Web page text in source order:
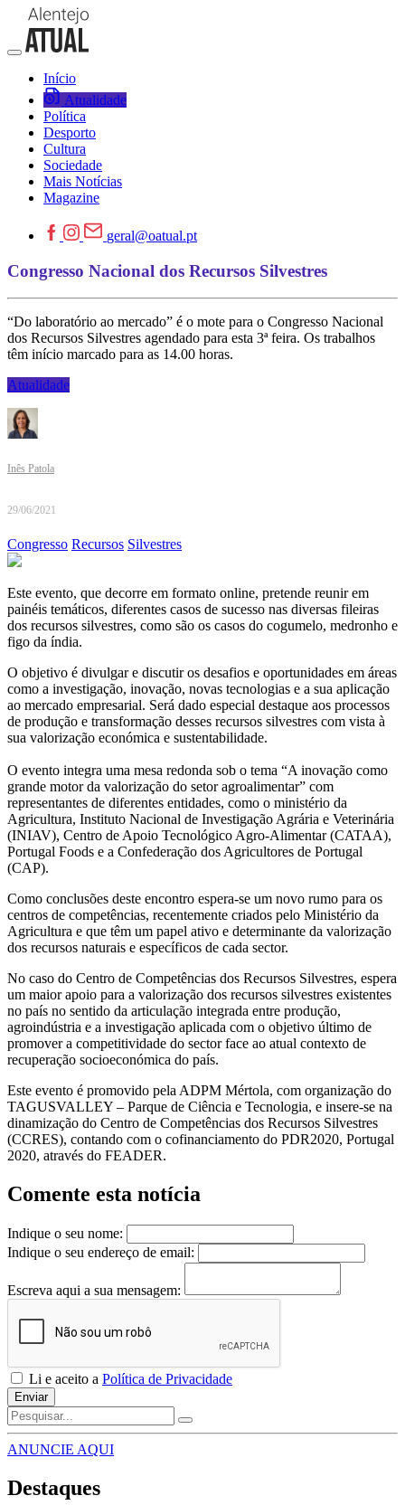
Início
Atualidade
Política
Desporto
Cultura
Sociedade
Mais Notícias
Magazine
geral@oatual.pt
Congresso Nacional dos Recursos Silvestres
“Do laboratório ao mercado” é o mote para o Congresso Nacional
dos Recursos Silvestres agendado para esta 3ª feira. Os trabalhos
têm início marcado para as 14.00 horas.
Atualidade
Inês Patola
29/06/2021
Congresso Recursos Silvestres
Este evento, que decorre em formato online, pretende reunir em
painéis temáticos, diferentes casos de sucesso nas diversas fileiras
dos recursos silvestres, como são os casos do cogumelo, medronho e
figo da índia.
O objetivo é divulgar e discutir os desafios e oportunidades em áreas
como a investigação, inovação, novas tecnologias e a sua aplicação
ao mercado empresarial. Será dado especial destaque aos processos
de produção e transformação desses recursos silvestres com vista à
sua valorização económica e sustentabilidade.
O evento integra uma mesa redonda sob o tema “A inovação como
grande motor da valorização do setor agroalimentar” com
representantes de diferentes entidades, como o ministério da
Agricultura, Instituto Nacional de Investigação Agrária e Veterinária
(INIAV), Centro de Apoio Tecnológico Agro-Alimentar (CATAA),
Portugal Foods e a Confederação dos Agricultores de Portugal
(CAP).
Como conclusões deste encontro espera-se um novo rumo para os
centros de competências, recentemente criados pelo Ministério da
Agricultura e que têm um papel ativo e determinante da valorização
dos recursos naturais e específicos de cada sector.
No caso do Centro de Competências dos Recursos Silvestres, espera
um maior apoio para a valorização dos recursos silvestres existentes
no país no sentido da articulação integrada entre produção,
agroindústria e a investigação aplicada com o objetivo último de
promover a competitividade do sector face ao atual contexto de
recuperação socioeconómica do país.
Este evento é promovido pela ADPM Mértola, com organização do
TAGUSVALLEY – Parque de Ciência e Tecnologia, e insere-se na
dinamização do Centro de Competências dos Recursos Silvestres
(CCRES), contando com o cofinanciamento do PDR2020, Portugal
2020, através do FEADER.
Comente esta notícia
Indique o seu nome:
Indique o seu endereço de email:
Escreva aqui a sua mensagem:
Li e aceito a Política de Privacidade
Enviar
ANUNCIE AQUI
Destaques